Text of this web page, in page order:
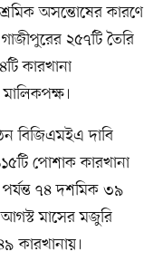
অসন্তোষের কারণে
২৫৭টি তৈরি
কারখানা
বিজিএমইএ দাবি
পোশাক কারখানা
৭৪ দশমিক ৩৯
মাসের মজুরি
কারখানায়।